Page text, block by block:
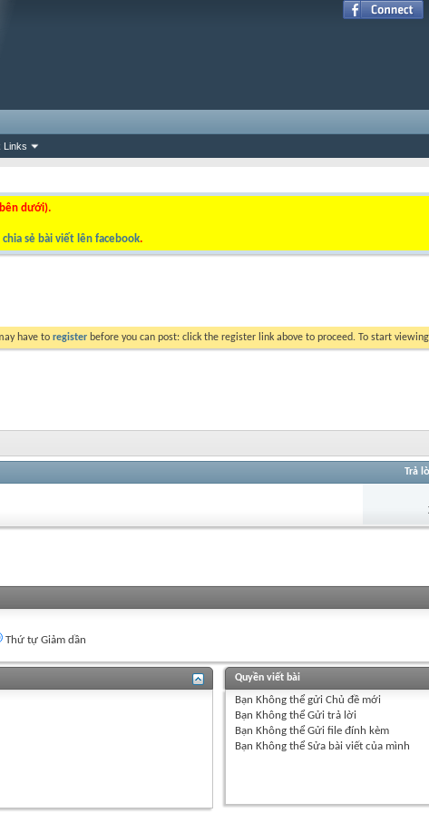
Links
dưới).
chia sẻ bài viết lên facebook.
have to register before you can post: click the register link above to proceed. To start
Trả
Thứ tự Giảm dần
Quyền viết bài
Bạn Không thểgửi Chủ đề mới
Bạn Không thểGửi trả lời
Bạn Không thểGửi file đính kèm
Bạn Không thểSửa bài viết của mình